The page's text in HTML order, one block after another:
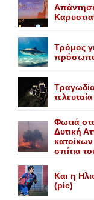
Τρόμος
πρόσωπο
Φωτιά
Δυτική
σπίτια
Και η
(pic)